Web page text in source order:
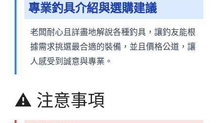
專業釣具介紹與選購建議
老闆耐心且詳盡地解說各種釣具，讓釣友能根
據需求挑選最合適的裝備，並且價格公道，讓
人感受到誠意與專業。
⚠️ 注意事項